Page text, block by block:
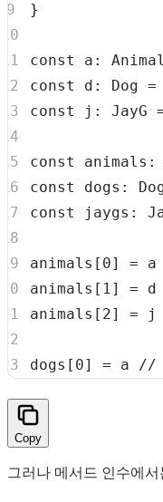
}
const a :
const
d : Dog =
const
j : JayG
const animals :
const
dogs :
const
jaygs :
animals [ 0] = a
animals [ 1] = d
animals [ 2] = j
dogs [ 0] = a //
Copy
그러나 메서드 인수에서